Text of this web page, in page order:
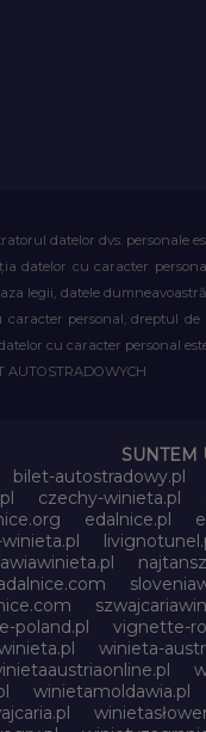
datelor dvs. personale
datelor cu caracter
legii, datele
personal, dreptul
cu caracter personal
AUTOSTRADOWYCH
SUNTEM
bilet-autostradowy.pl
czechy-winieta.pl
edalnice.pl
poland.pl vignette-
winieta-
winietamoldawia.pl